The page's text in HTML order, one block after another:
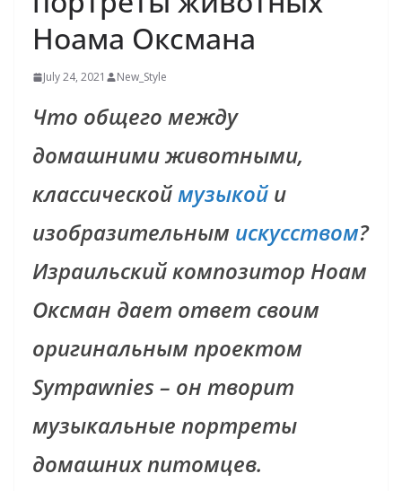
Ноама Оксмана
July 24, 2021 New_Style
Что общего между
домашними животными,
классическоймузыкой и
изобразительным искусством?
Израильский композитор Ноам
Оксман дает ответ своим
оригинальным проектом
Sympawnies – он творит
музыкальные портреты
домашних питомцев.